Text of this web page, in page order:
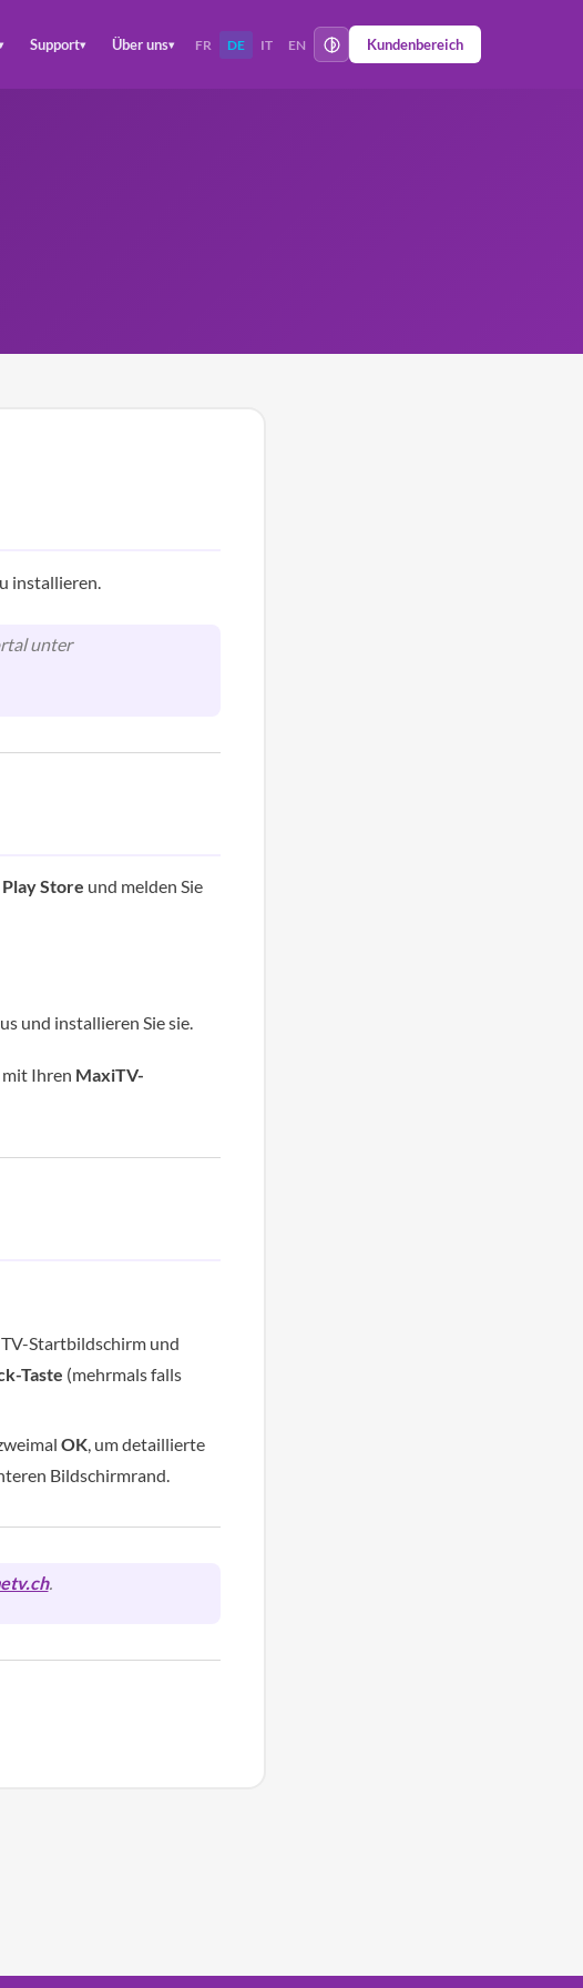
Support▾ Über uns▾ FR DE IT EN Kundenbereich
installieren.
unter
Store und melden Sie
und installieren Sie sie.
Ihren MaxiTV-
Startbildschirm und
Taste (mehrmals falls
OK, um detaillierte
Bildschirmrand.
.